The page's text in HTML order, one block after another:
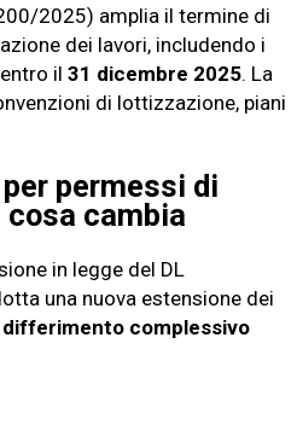
2025) amplia il termine di
dei lavori, includendo i
il 31 dicembre 2025. La
di lottizzazione, piani
permessi di
cambia
in legge del DL
una nuova estensione dei
differimento complessivo